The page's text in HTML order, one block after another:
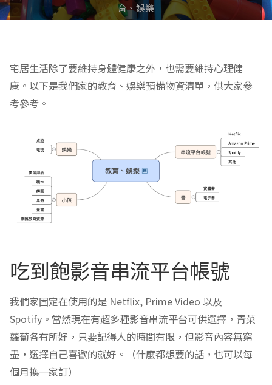
育、娛樂
宅居生活除了要維持身體健康之外，也需要維持心理健
康。以下是我們家的教育、娛樂預備物資清單，供大家參
考參考。
吃到飽影音串流平台帳號
我們家固定在使用的是 Netflix, Prime Video 以及
Spotify。當然現在有超多種影音串流平台可供選擇，青菜
蘿蔔各有所好，只要記得人的時間有限，但影音內容無窮
盡，選擇自己喜歡的就好。（什麼都想要的話，也可以每
個月換一家訂）